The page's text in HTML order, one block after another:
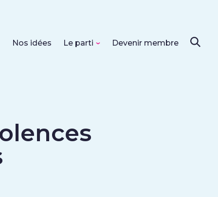
Nos idées Le parti Devenir membre